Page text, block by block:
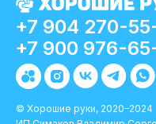
+7 904 270-
© Хорошие руки, 2020–2024
+7 900 976-